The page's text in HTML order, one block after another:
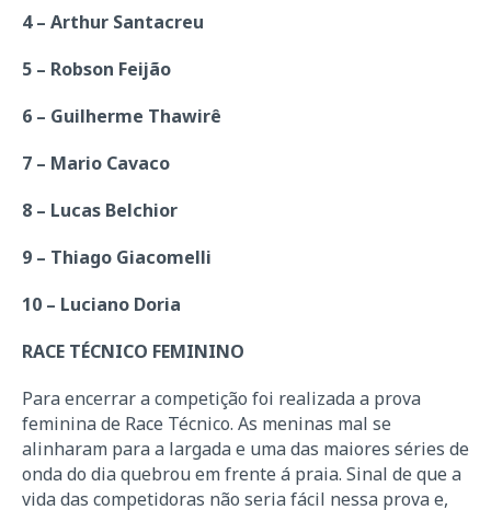
4 – Arthur Santacreu
5 – Robson Feijão
6 – Guilherme Thawirê
7 – Mario Cavaco
8 – Lucas Belchior
9 – Thiago Giacomelli
10 – Luciano Doria
RACE TÉCNICO FEMININO
Para encerrar a competição foi realizada a prova
feminina de Race Técnico. As meninas mal se
alinharam para a largada e uma das maiores séries de
onda do dia quebrou em frente á praia. Sinal de que a
vida das competidoras não seria fácil nessa prova e,